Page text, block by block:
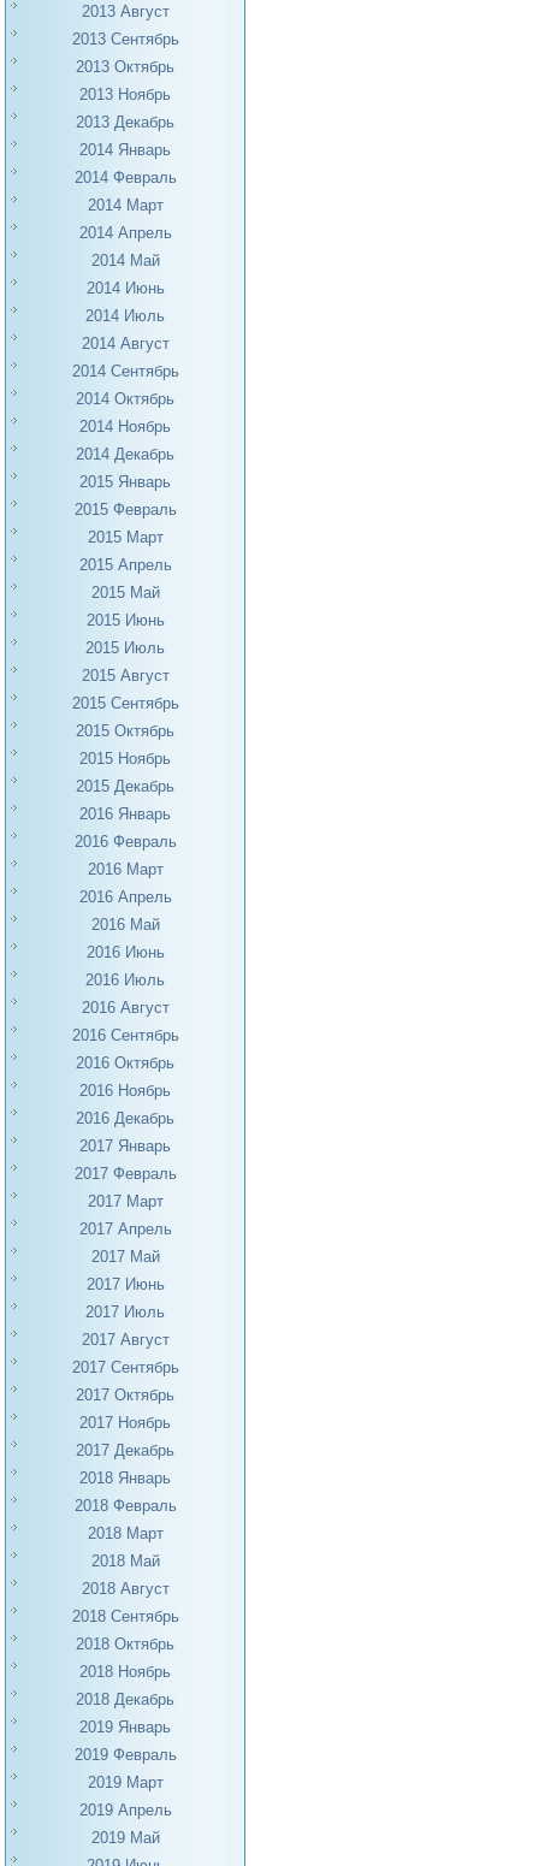
2013 Август
2013 Сентябрь
2013 Октябрь
2013 Ноябрь
2013 Декабрь
2014 Январь
2014 Февраль
2014 Март
2014 Апрель
2014 Май
2014 Июнь
2014 Июль
2014 Август
2014 Сентябрь
2014 Октябрь
2014 Ноябрь
2014 Декабрь
2015 Январь
2015 Февраль
2015 Март
2015 Апрель
2015 Май
2015 Июнь
2015 Июль
2015 Август
2015 Сентябрь
2015 Октябрь
2015 Ноябрь
2015 Декабрь
2016 Январь
2016 Февраль
2016 Март
2016 Апрель
2016 Май
2016 Июнь
2016 Июль
2016 Август
2016 Сентябрь
2016 Октябрь
2016 Ноябрь
2016 Декабрь
2017 Январь
2017 Февраль
2017 Март
2017 Апрель
2017 Май
2017 Июнь
2017 Июль
2017 Август
2017 Сентябрь
2017 Октябрь
2017 Ноябрь
2017 Декабрь
2018 Январь
2018 Февраль
2018 Март
2018 Май
2018 Август
2018 Сентябрь
2018 Октябрь
2018 Ноябрь
2018 Декабрь
2019 Январь
2019 Февраль
2019 Март
2019 Апрель
2019 Май